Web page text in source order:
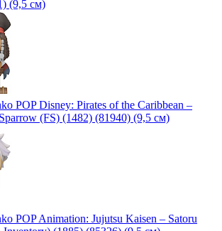
(9,5 см)
POP Disney: Pirates of the Caribbean –
(FS) (1482) (81940) (9,5 см)
POP Animation: Jujutsu Kaisen – Satoru